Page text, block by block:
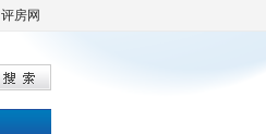
评房网